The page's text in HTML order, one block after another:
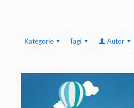
Kategorie Tagi Autor